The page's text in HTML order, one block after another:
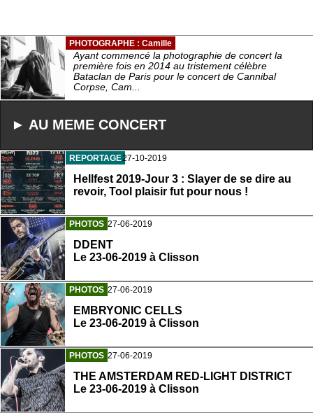
PHOTOGRAPHE : Camille
Ayant commencé la photographie de concert la
première fois en 2014 au tristement célèbre
Bataclan de Paris pour le concert de Cannibal
Corpse, Cam...
► AU MEME CONCERT
REPORTAGE27-10-2019
Hellfest 2019-Jour 3 : Slayer de se dire au
revoir, Tool plaisir fut pour nous !
PHOTOS 27-06-2019
DDENT
Le 23-06-2019 à Clisson
PHOTOS 27-06-2019
EMBRYONIC CELLS
Le 23-06-2019 à Clisson
PHOTOS 27-06-2019
THE AMSTERDAM RED-LIGHT DISTRICT
Le 23-06-2019 à Clisson